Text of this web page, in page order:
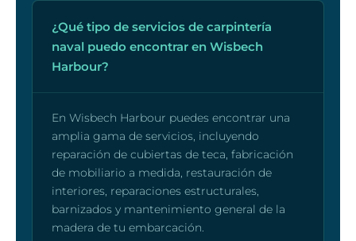
¿Qué tipo de servicios de carpintería
naval puedo encontrar en Wisbech
Harbour?
En Wisbech Harbour puedes encontrar una
amplia gama de servicios, incluyendo
reparación de cubiertas de teca, fabricación
de mobiliario a medida, restauración de
interiores, reparaciones estructurales,
barnizados y mantenimiento general de la
madera de tu embarcación.